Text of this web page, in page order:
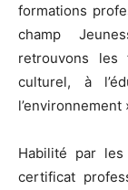
formations
champ
retrouvons les
culturel, à
l’environnement
Habilité par
certificat